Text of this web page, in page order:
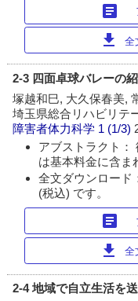
article
download 全
2-3 四面卓球バレーの
塚越和巳, 大久保春美,
埼玉県総合リハビリテ
障害者体力科学 1 (1/3)
アブストラクト：
は基本料金に含ま
全文ダウンロード
(税込) です。
article
download 全
2-4 地域で自立生活を